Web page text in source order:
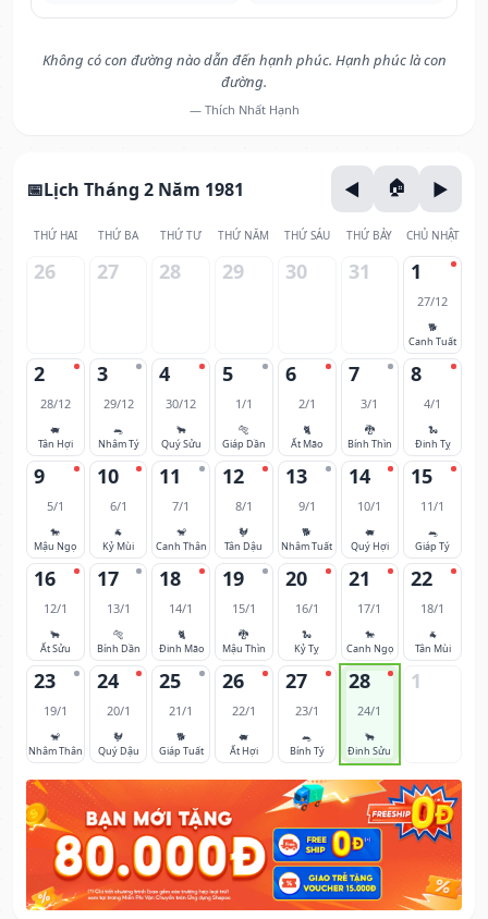
Không có con đường nào dẫn đến hạnh phúc. Hạnh phúc là con
đường.
— Thích Nhất Hạnh
Lịch Tháng 2 Năm 1981
THỨ HAI THỨ BA THỨ TƯ THỨ NĂM THỨ SÁU THỨ BẢY CHỦ NHẬT
26 27 28 29 30 31 1
27/12
🐕
Canh Tuất
2
28/12
🐖
Tân Hợi
3
29/12
🐀
Nhâm Tý
4
30/12
🐂
Quý Sửu
5
1/1
🐅
Giáp Dần
6
2/1
🐈
Ất Mão
7
3/1
🐉
Bính Thìn
8
4/1
🐍
Đinh Tỵ
9
5/1
🐎
Mậu Ngọ
10
6/1
🐐
Kỷ Mùi
11
7/1
🐒
Canh Thân
12
8/1
🐓
Tân Dậu
13
9/1
🐕
Nhâm Tuất
14
10/1
🐖
Quý Hợi
15
11/1
🐀
Giáp Tý
16
12/1
🐂
Ất Sửu
17
13/1
🐅
Bính Dần
18
14/1
🐈
Đinh Mão
19
15/1
🐉
Mậu Thìn
20
16/1
🐍
Kỷ Tỵ
21
17/1
🐎
Canh Ngọ
22
18/1
🐐
Tân Mùi
23
19/1
🐒
Nhâm Thân
24
20/1
🐓
Quý Dậu
25
21/1
🐕
Giáp Tuất
26
22/1
🐖
Ất Hợi
27
23/1
🐀
Bính Tý
28
24/1
🐂
Đinh Sửu
1